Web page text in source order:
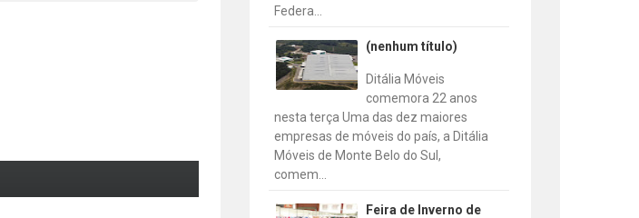
Federa...
(nenhum título)
Ditália Móveis
comemora 22 anos
nesta terça Uma das dez maiores
empresas de móveis do país, a Ditália
Móveis de Monte Belo do Sul,
comem...
Feira de Inverno de